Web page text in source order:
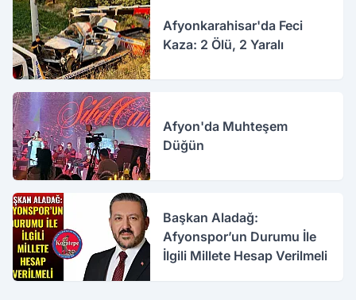
Afyonkarahisar'da Feci
Kaza: 2 Ölü, 2 Yaralı
Afyon'da Muhteşem
Düğün
Başkan Aladağ:
Afyonspor’un Durumu İle
İlgili Millete Hesap Verilmeli